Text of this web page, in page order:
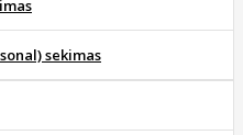
sekimas